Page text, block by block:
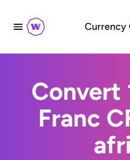
Currency
Convert
Franc